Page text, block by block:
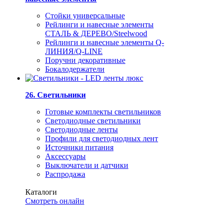
Стойки универсальные
Рейлинги и навесные элементы
СТАЛЬ & ДЕРЕВО/Steelwood
Рейлинги и навесные элементы Q-
ЛИНИЯ/Q-LINE
Поручни декоративные
Бокалодержатели
26. Светильники
Готовые комплекты светильников
Светодиодные светильники
Светодиодные ленты
Профили для светодиодных лент
Источники питания
Аксессуары
Выключатели и датчики
Распродажа
Каталоги
Смотреть онлайн